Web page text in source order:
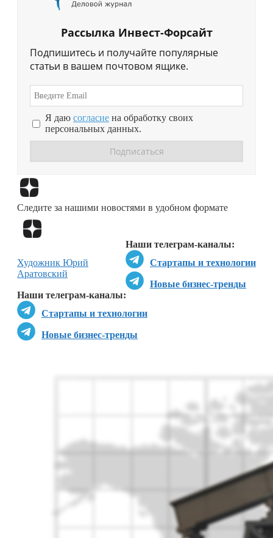
Рассылка Инвест-Форсайт
Подпишитесь и получайте популярные
статьи в вашем почтовом ящике.
Я даю согласие на обработку своих
персональных данных.
Следите за нашими новостями в удобном формате
Наши телеграм-каналы:
Стартапы и технологии
Новые бизнес-тренды
Наши телеграм-каналы:
Стартапы и технологии
Новые бизнес-тренды
Художник Юрий
Аратовский